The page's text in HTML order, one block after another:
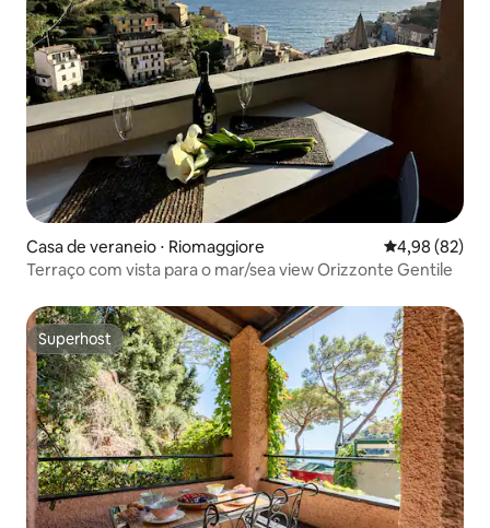
Casa de veraneio ⋅ Riomaggiore 4,98 de uma
4,98 (82)
Terraço com vista para o mar/sea view Orizzonte Gentile
Superhost
Superhost